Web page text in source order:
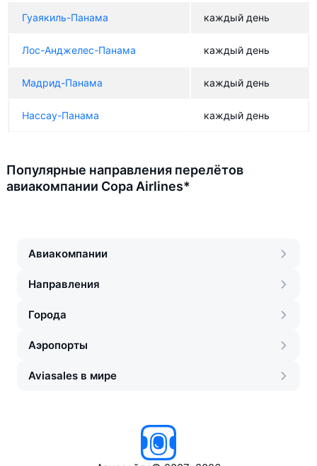
Гуаякиль-Панама каждый день
Лос-Анджелес-Панама каждый день
Мадрид-Панама каждый день
Нассау-Панама каждый день
Популярные направления перелётов
авиакомпании Copa Airlines*
Авиакомпании
Направления
Города
Аэропорты
Aviasales в мире